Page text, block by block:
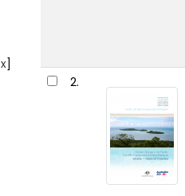
x]
2.